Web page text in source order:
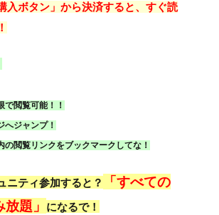
入ボタン」から決済すると、すぐ読
閲覧可能！！
ジャンプ！
閲覧リンクをブックマークしてな！
ニティ参加すると？
「すべての
題」
になるで！